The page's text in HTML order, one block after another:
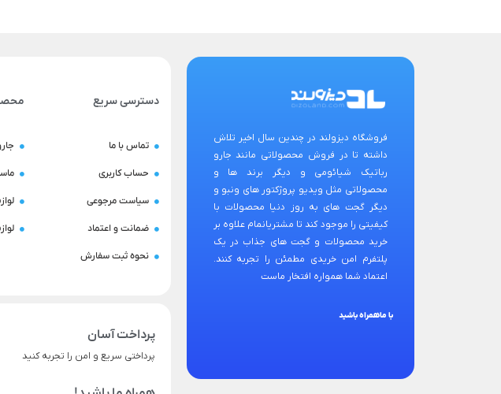
فروشگاه دیزولند در چندین سال اخیر تلاش
داشته تا در فروش محصولاتی مانند جارو
رباتیک شیائومی و دیگر برند ها و
محصولاتی مثل ویدیو پروژکتور های ونبو و
دیگر گجت های به روز دنیا محصولات با
کیفیتی را موجود کند تا مشتریانمام علاوه بر
خرید محصولات و گجت های جذاب در یک
پلتفرم امن خریدی مطمئن را تجربه کنند.
اعتماد شما همواره افتخار ماست
با ماهمراه باشید
دسترسی سریع
تماس با ما
حساب کاربری
سیاست مرجوعی
ضمانت و اعتماد
نحوه ثبت سفارش
پرداخت آسان
پرداختی سریع و امن را تجربه کنید